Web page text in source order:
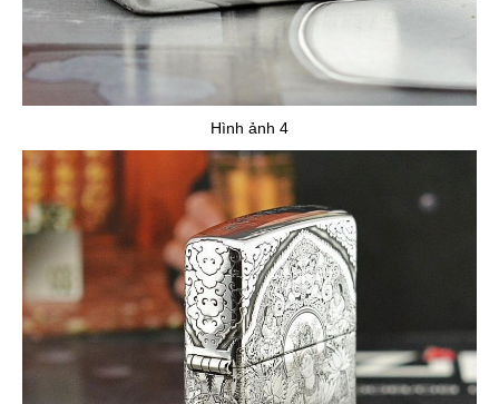
Hình ảnh 4